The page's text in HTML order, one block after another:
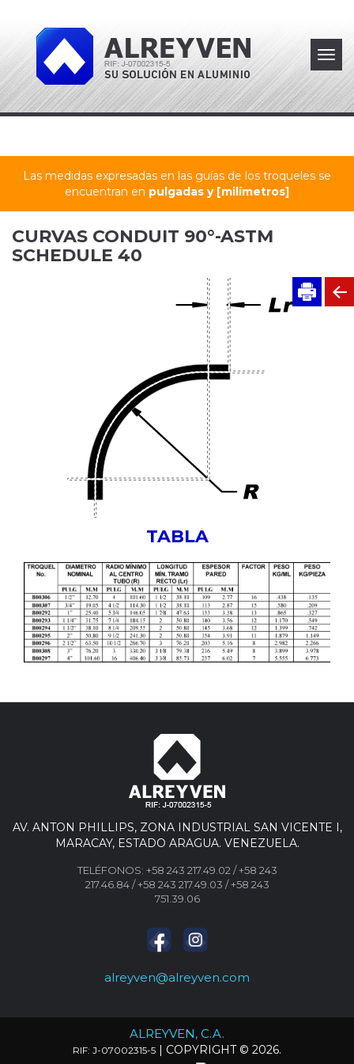
Las medidas expresadas en las guías de los troqueles se
encuentran en pulgadas y [milímetros]
CURVAS CONDUIT 90°-ASTM
SCHEDULE 40
TABLA
AV. ANTON PHILLIPS, ZONA INDUSTRIAL SAN VICENTE I,
MARACAY, ESTADO ARAGUA. VENEZUELA.
TELÉFONOS: +58 243 217.49.02/+58 243
217.46.84/+58 243 217.49.03 /+58 243
751.39.06
alreyven@alreyven.com
ALREYVEN, C.A.
RIF: J-07002315-5 | COPYRIGHT © 2026.